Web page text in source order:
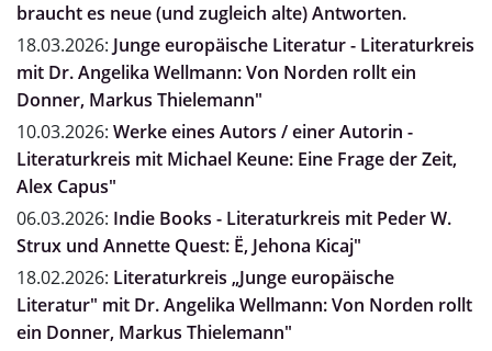
braucht es neue (und zugleich alte) Antworten.
18.03.2026: Junge europäische Literatur - Literaturkreis
mit Dr. Angelika Wellmann: Von Norden rollt ein
Donner, Markus Thielemann"
10.03.2026: Werke eines Autors / einer Autorin -
Literaturkreis mit Michael Keune: Eine Frage der Zeit,
Alex Capus"
06.03.2026: Indie Books - Literaturkreis mit Peder W.
Strux und Annette Quest: Ë, Jehona Kicaj"
18.02.2026: Literaturkreis „Junge europäische
Literatur" mit Dr. Angelika Wellmann: Von Norden rollt
ein Donner, Markus Thielemann"